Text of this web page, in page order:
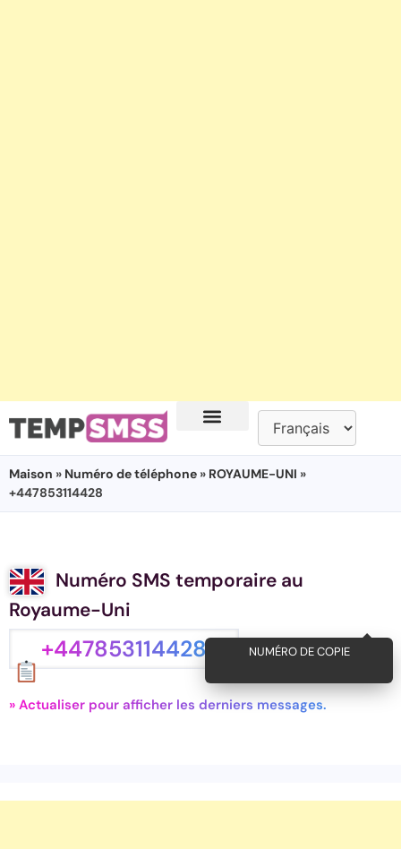
Maison » Numéro de téléphone » ROYAUME-UNI »
+447853114428
Numéro SMS temporaire au
Royaume-Uni
+447853114428 NUMÉRO DE COPIE
» Actualiser pour afficher les derniers messages.